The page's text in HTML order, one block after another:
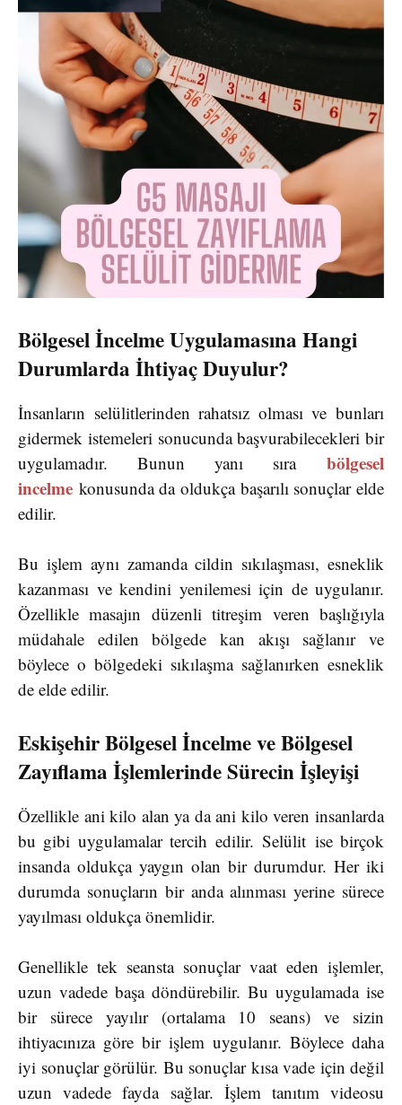
Bölgesel İncelme Uygulamasına Hangi
Durumlarda İhtiyaç Duyulur?
İnsanların selülitlerinden rahatsız olması ve bunları
gidermek istemeleri sonucunda başvurabilecekleri bir
uygulamadır. Bunun yanı sıra bölgesel
incelme konusunda da oldukça başarılı sonuçlar elde
edilir.
Bu işlem aynı zamanda cildin sıkılaşması, esneklik
kazanması ve kendini yenilemesi için de uygulanır.
Özellikle masajın düzenli titreşim veren başlığıyla
müdahale edilen bölgede kan akışı sağlanır ve
böylece o bölgedeki sıkılaşma sağlanırken esneklik
de elde edilir.
Eskişehir Bölgesel İncelme ve Bölgesel
Zayıflama İşlemlerinde Sürecin İşleyişi
Özellikle ani kilo alan ya da ani kilo veren insanlarda
bu gibi uygulamalar tercih edilir. Selülit ise birçok
insanda oldukça yaygın olan bir durumdur. Her iki
durumda sonuçların bir anda alınması yerine sürece
yayılması oldukça önemlidir.
Genellikle tek seansta sonuçlar vaat eden işlemler,
uzun vadede başa döndürebilir. Bu uygulamada ise
bir sürece yayılır (ortalama 10 seans) ve sizin
ihtiyacınıza göre bir işlem uygulanır. Böylece daha
iyi sonuçlar görülür. Bu sonuçlar kısa vade için değil
uzun vadede fayda sağlar. İşlem tanıtım videosu